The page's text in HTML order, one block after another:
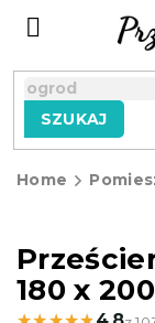
SZUKAJ
Home
180 x